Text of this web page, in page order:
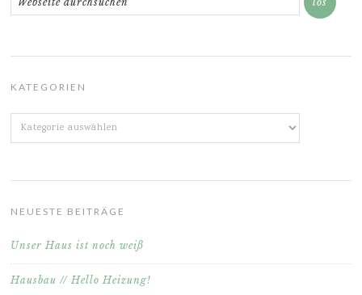
KATEGORIEN
Kategorien
NEUESTE BEITRÄGE
Unser Haus ist noch weiß
Hausbau // Hello Heizung!